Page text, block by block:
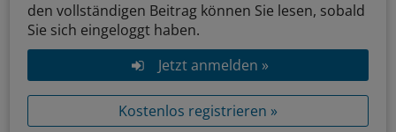
den vollständigen Beitrag können Sie lesen, sobald
Sie sich eingeloggt haben.
Jetzt anmelden »
Kostenlos registrieren »